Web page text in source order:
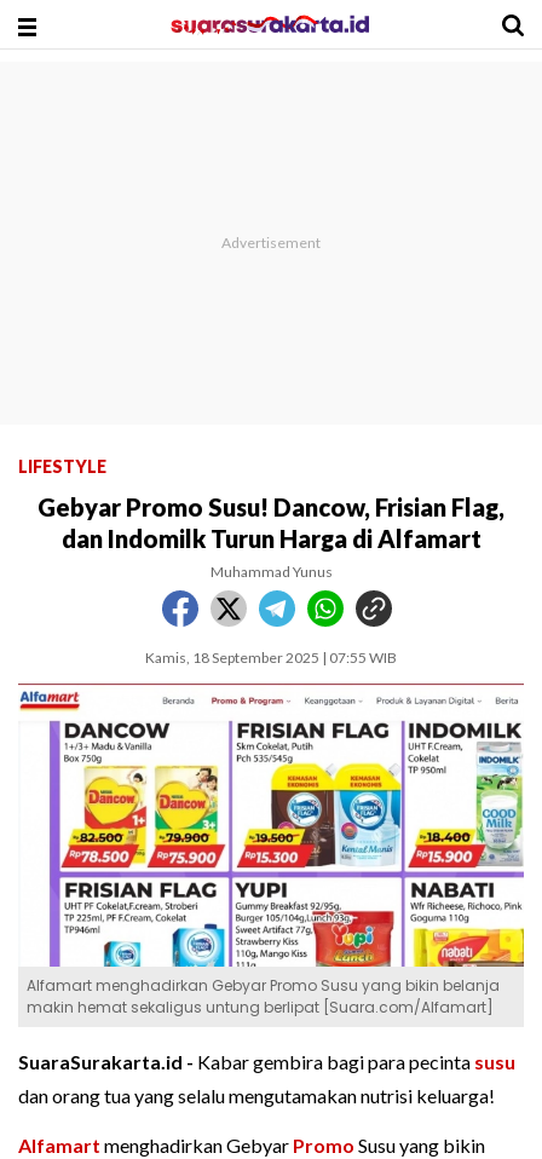
LIFESTYLE
Gebyar Promo Susu! Dancow, Frisian Flag,
dan Indomilk Turun Harga di Alfamart
Muhammad Yunus
Kamis, 18 September 2025 | 07:55 WIB
Alfamart menghadirkan Gebyar Promo Susu yang bikin belanja
makin hemat sekaligus untung berlipat [Suara.com/Alfamart]
SuaraSurakarta.id - Kabar gembira bagi para pecinta susu
dan orang tua yang selalu mengutamakan nutrisi keluarga!
Alfamart menghadirkan Gebyar Promo Susu yang bikin